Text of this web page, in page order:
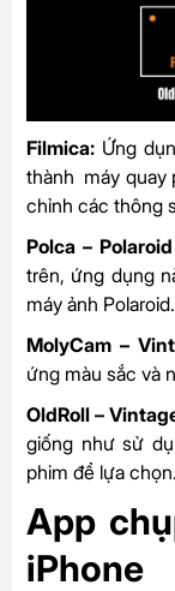
Filmica: Ứng
thành máy quay
chỉnh các thông
Polca –
trên, ứng dụng
máy ảnh Polaroid.
MolyCam –
ứng màu sắc và
OldRoll –
giống như sử
phim để lựa chọn.
App
iPhone